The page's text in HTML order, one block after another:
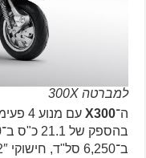
למברטה 300X
ה־X300